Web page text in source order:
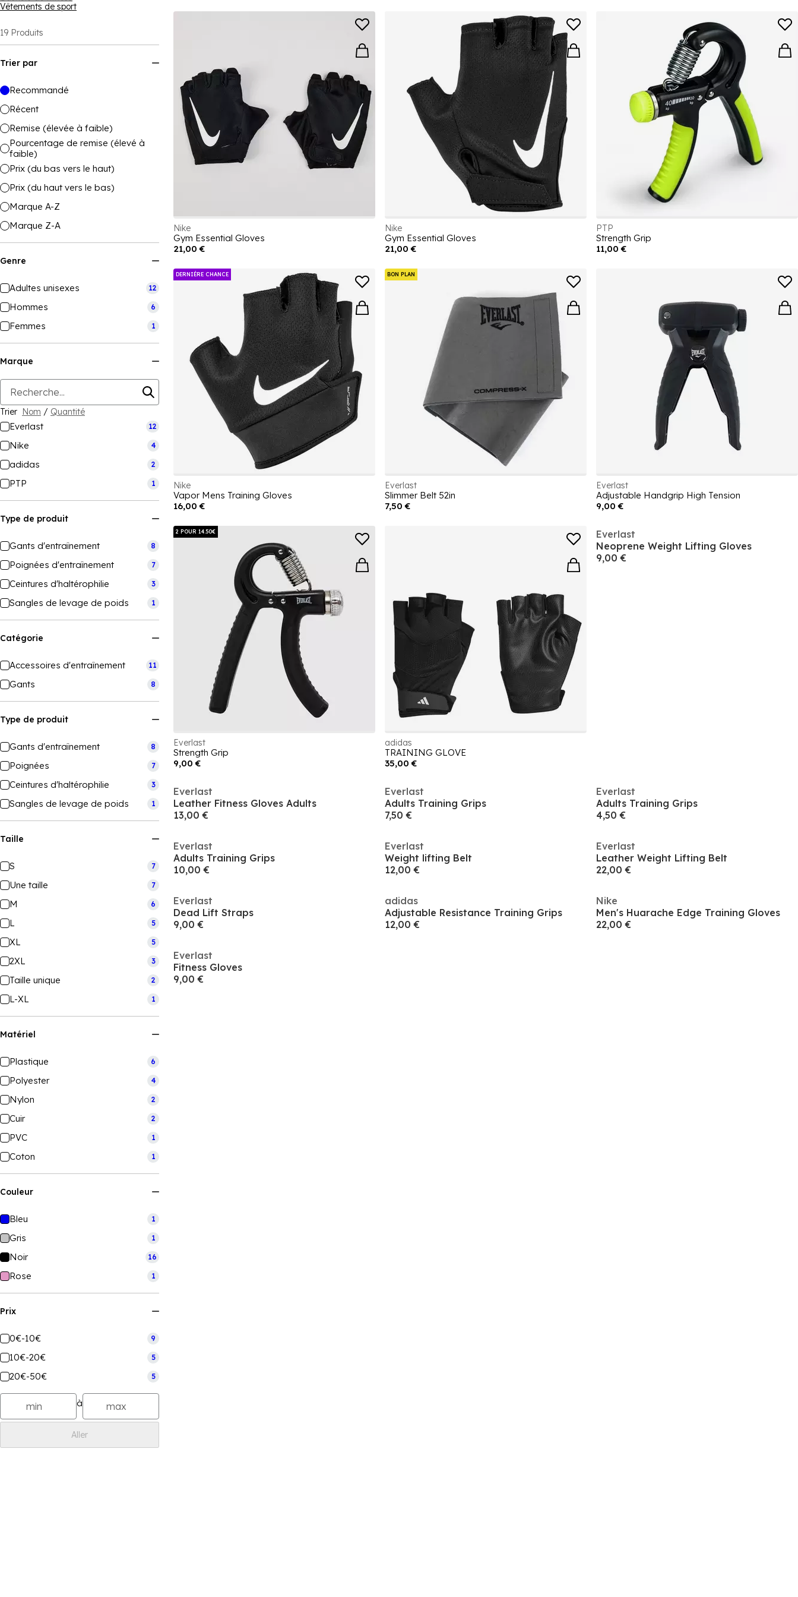
Vêtements de sport
19 Produits
Trier par
Recommandé
Récent
Remise (élevée à faible)
Pourcentage de remise (élevé à
faible)
Prix (du bas vers le haut)
Prix (du haut vers le bas)
Marque A-Z
Marque Z-A
Genre
Adultes unisexes 12
Hommes 6
Femmes 1
Marque
Trier Nom / Quantité
Everlast 12
Nike 4
adidas 2
PTP 1
Type de produit
Gants d'entraînement 8
Poignées d'entraînement 7
Ceintures d'haltérophilie 3
Sangles de levage de poids 1
Catégorie
Accessoires d'entraînement 11
Gants 8
Type de produit
Gants d'entraînement 8
Poignées 7
Ceintures d'haltérophilie 3
Sangles de levage de poids 1
Taille
S 7
Une taille 7
M 6
L 5
XL 5
2XL 3
Taille unique 2
L-XL 1
Matériel
Plastique 6
Polyester 4
Nylon 2
Cuir 2
PVC 1
Coton 1
Couleur
Bleu 1
Gris 1
Noir 16
Rose 1
Prix
0€-10€ 9
10€-20€ 5
20€-50€ 5
à
Aller
Nike
Gym Essential Gloves
21,00 €
Nike
Gym Essential Gloves
21,00 €
PTP
Strength Grip
11,00 €
DERNIÉRE CHANCE
Nike
Vapor Mens Training Gloves
16,00 €
BON PLAN
Everlast
Slimmer Belt 52in
7,50 €
Everlast
Adjustable Handgrip High Tension
9,00 €
2 POUR 14.50€
Everlast
Strength Grip
9,00 €
adidas
TRAINING GLOVE
35,00 €
Everlast
Neoprene Weight Lifting Gloves
9,00 €
Everlast
Leather Fitness Gloves Adults
13,00 €
Everlast
Adults Training Grips
7,50 €
Everlast
Adults Training Grips
4,50 €
Everlast
Adults Training Grips
10,00 €
Everlast
Weight lifting Belt
12,00 €
Everlast
Leather Weight Lifting Belt
22,00 €
Everlast
Dead Lift Straps
9,00 €
adidas
Adjustable Resistance Training Grips
12,00 €
Nike
Men's Huarache Edge Training Gloves
22,00 €
Everlast
Fitness Gloves
9,00 €